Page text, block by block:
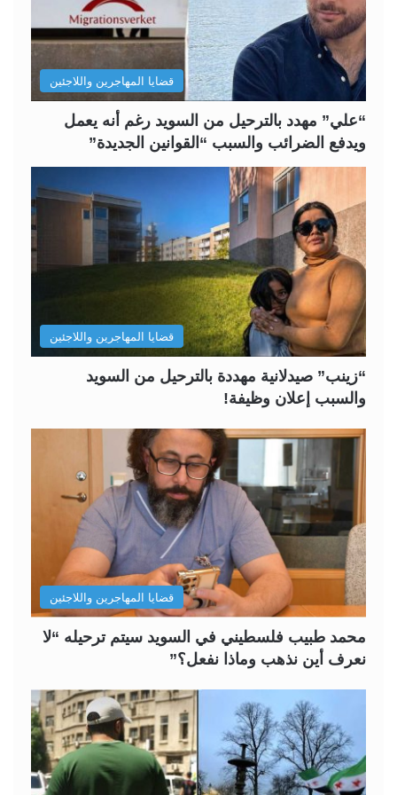
ا
ق
ا
ل
ي
قضايا المهاجرين واللاجئين
“علي” مهدد بالترحيل من السويد رغم أنه يعمل
ويدفع الضرائب والسبب “القوانين الجديدة”
قضايا المهاجرين واللاجئين
“زينب” صيدلانية مهددة بالترحيل من السويد
والسبب إعلان وظيفة!
قضايا المهاجرين واللاجئين
محمد طبيب فلسطيني في السويد سيتم ترحيله “لا
نعرف أين نذهب وماذا نفعل؟”